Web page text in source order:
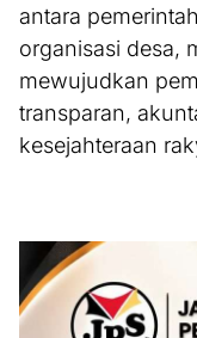
antara
organisasi desa,
mewujudkan
transparan,
kesejahteraan